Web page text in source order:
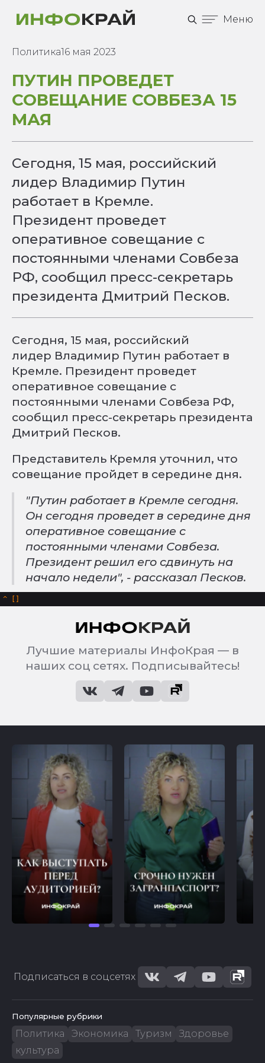
Меню
Политика16 мая 2023
ПУТИН ПРОВЕДЕТ
СОВЕЩАНИЕ СОВБЕЗА 15
МАЯ
Сегодня, 15 мая, российский
лидер Владимир Путин
работает в Кремле.
Президент проведет
оперативное совещание с
постоянными членами Совбеза
РФ, сообщил пресс-секретарь
президента Дмитрий Песков.
Сегодня, 15 мая, российский
лидер Владимир Путин работает в
Кремле. Президент проведет
оперативное совещание с
постоянными членами Совбеза РФ,
сообщил пресс-секретарь президента
Дмитрий Песков.
Представитель Кремля уточнил, что
совещание пройдет в середине дня.
"Путин работает в Кремле сегодня.
Он сегодня проведет в середине дня
оперативное совещание с
постоянными членами Совбеза.
Президент решил его сдвинуть на
начало недели", - рассказал Песков.
^
Лучшие материалы ИнфоКрая — в
наших соц сетях. Подписывайтесь!
Подписаться в соцсетях
Популярные рубрики
Политика Экономика Туризм
Здоровье
культура